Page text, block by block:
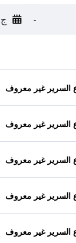
- ج 14/8
السرير غير معروف
السرير غير معروف
السرير غير معروف
السرير غير معروف
السرير غير معروف